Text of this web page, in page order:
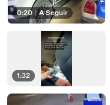
0:20 | A Seguir
1:32